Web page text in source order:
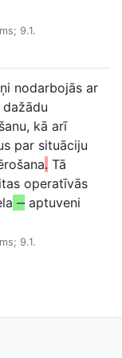
9.1.
nodarbojās ar
kā arī
par situāciju
. Tā
operatīvās
‒aptuveni
9.1.